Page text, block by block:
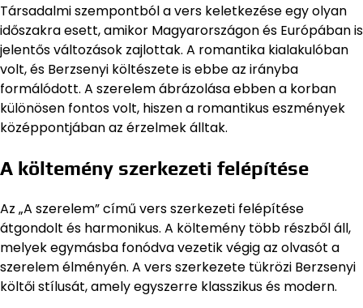
Társadalmi szempontból a vers keletkezése egy olyan
időszakra esett, amikor Magyarországon és Európában is
jelentős változások zajlottak. A romantika kialakulóban
volt, és Berzsenyi költészete is ebbe az irányba
formálódott. A szerelem ábrázolása ebben a korban
különösen fontos volt, hiszen a romantikus eszmények
középpontjában az érzelmek álltak.
A költemény szerkezeti felépítése
Az „A szerelem” című vers szerkezeti felépítése
átgondolt és harmonikus. A költemény több részből áll,
melyek egymásba fonódva vezetik végig az olvasót a
szerelem élményén. A vers szerkezete tükrözi Berzsenyi
költői stílusát, amely egyszerre klasszikus és modern.